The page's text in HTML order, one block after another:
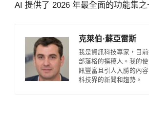
AI 提供了 2026 年最全面的功能集之
克萊伯·蘇亞雷斯
我是資訊科技專家，目
部落格的撰稿人。我的
訊豐富且引人入勝的內
科技界的新聞和趨勢。